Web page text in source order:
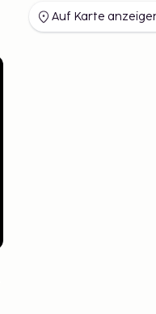
Auf Karte